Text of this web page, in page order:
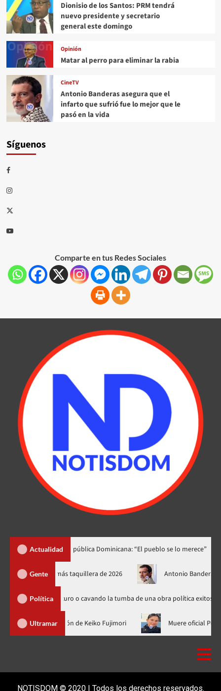
Dionisio de los Santos: PRM tendrá
nuevo presidente y secretario
general este domingo
Opinión
Matar al perro para eliminar la rabia
CineTV
Antonio Banderas asegura que el
infarto que sufrió fue lo mejor que le
pasó en la vida
Síguenos
Comparte en tus Redes Sociales
Actualidad
a República Dominicana: “El pueblo se lo merece”
Gente
Day’ se convierte en la película más taquillera de 2026
Política
futuro o cavando la tumba de una obra política exitosa”
Ultramar
no fue a la toma de posesión de Keiko Fujimori
NOTISDOM © 2020 | Todos los derechos reservados.